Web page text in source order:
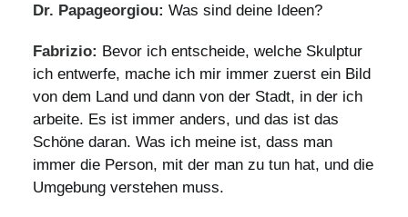
Dr. Papageorgiou: Was sind deine Ideen?
Fabrizio: Bevor ich entscheide, welche Skulptur
ich entwerfe, mache ich mir immer zuerst ein Bild
von dem Land und dann von der Stadt, in der ich
arbeite. Es ist immer anders, und das ist das
Schöne daran. Was ich meine ist, dass man
immer die Person, mit der man zu tun hat, und die
Umgebung verstehen muss.